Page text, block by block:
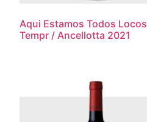
Aqui Estamos Todos Locos
Tempr / Ancellotta 2021